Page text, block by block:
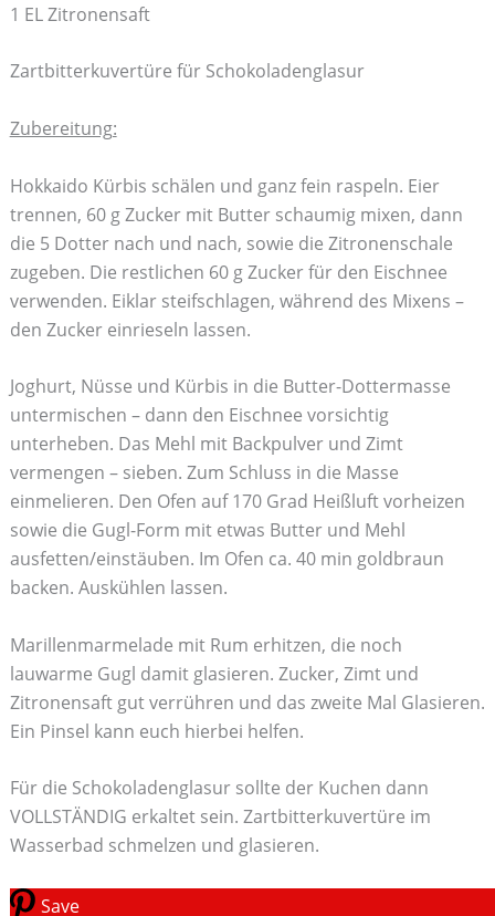
1 EL Zitronensaft
Zartbitterkuvertüre für Schokoladenglasur
Zubereitung:
Hokkaido Kürbis schälen und ganz fein raspeln. Eier
trennen, 60 g Zucker mit Butter schaumig mixen, dann
die 5 Dotter nach und nach, sowie die Zitronenschale
zugeben. Die restlichen 60 g Zucker für den Eischnee
verwenden. Eiklar steifschlagen, während des Mixens –
den Zucker einrieseln lassen.
Joghurt, Nüsse und Kürbis in die Butter-Dottermasse
untermischen – dann den Eischnee vorsichtig
unterheben. Das Mehl mit Backpulver und Zimt
vermengen – sieben. Zum Schluss in die Masse
einmelieren. Den Ofen auf 170 Grad Heißluft vorheizen
sowie die Gugl-Form mit etwas Butter und Mehl
ausfetten/einstäuben. Im Ofen ca. 40 min goldbraun
backen. Auskühlen lassen.
Marillenmarmelade mit Rum erhitzen, die noch
lauwarme Gugl damit glasieren. Zucker, Zimt und
Zitronensaft gut verrühren und das zweite Mal Glasieren.
Ein Pinsel kann euch hierbei helfen.
Für die Schokoladenglasur sollte der Kuchen dann
VOLLSTÄNDIG erkaltet sein. Zartbitterkuvertüre im
Wasserbad schmelzen und glasieren.
Save